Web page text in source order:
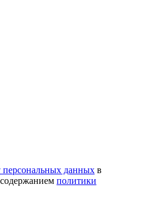
персональных данных в
политики